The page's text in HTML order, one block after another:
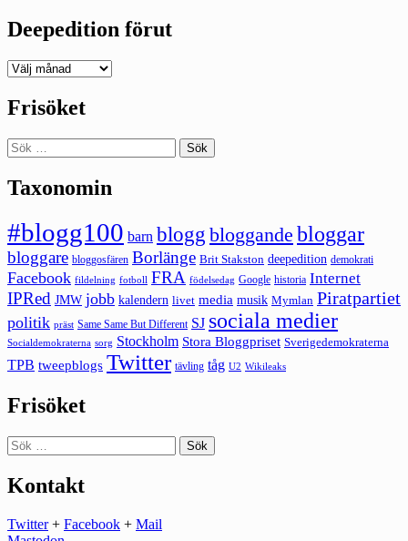
Deepedition förut
Deepedition
Frisöket
Sök
efter:
Taxonomin
#blogg100 barn blogg bloggande bloggar
bloggare bloggosfären Borlänge Brit Stakston deepedition demokrati
Facebook fildelning fotboll FRA födelsedag Google historia Internet
IPRed JMW jobb kalendern livet media musik Mymlan Piratpartiet
politik präst Same Same But Different SJ sociala medier
Socialdemokraterna sorg Stockholm Stora Bloggpriset Sverigedemokraterna
TPB tweepblogs Twitter tävling tåg U2 Wikileaks
Frisöket
Sök
efter:
Kontakt
Twitter+ Facebook + Mail